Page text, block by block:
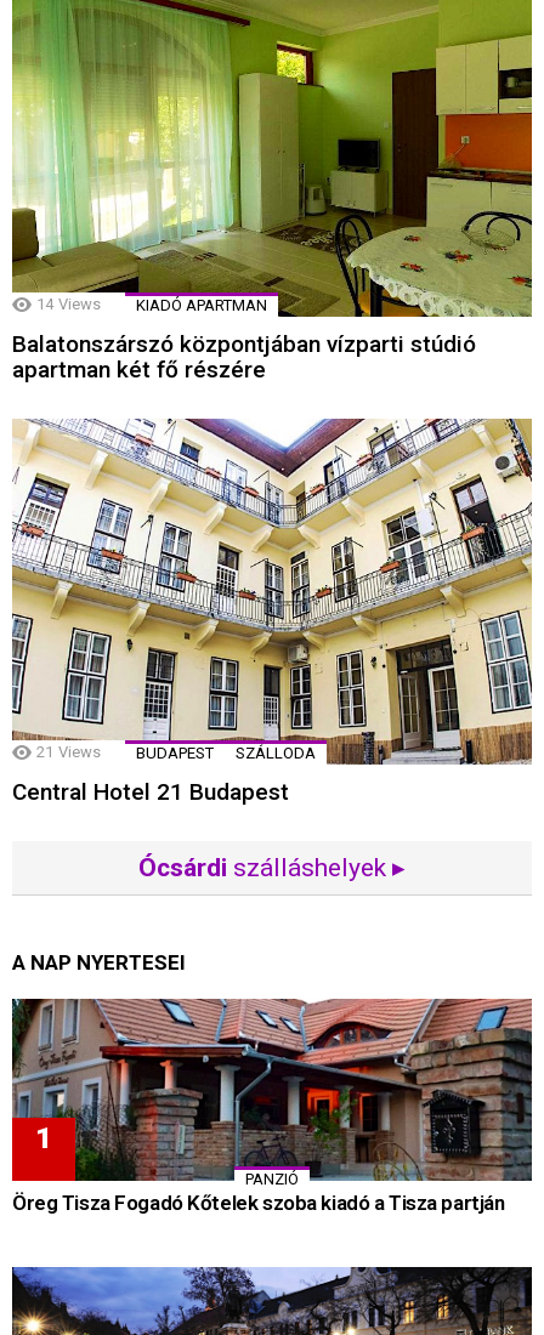
14 Views KIADÓ APARTMAN
Balatonszárszó központjában vízparti stúdió
apartman két fő részére
21 Views BUDAPEST SZÁLLODA
Central Hotel 21 Budapest
Ócsárdi szálláshelyek ▸
A NAP NYERTESEI
PANZIÓ
Öreg Tisza Fogadó Kőtelek szoba kiadó a Tisza partján